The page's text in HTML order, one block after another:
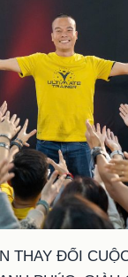
THAY ĐỔI